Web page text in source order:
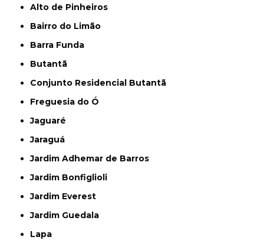
Alto de Pinheiros
Bairro do Limão
Barra Funda
Butantã
Conjunto Residencial Butantã
Freguesia do Ó
Jaguaré
Jaraguá
Jardim Adhemar de Barros
Jardim Bonfiglioli
Jardim Everest
Jardim Guedala
Lapa